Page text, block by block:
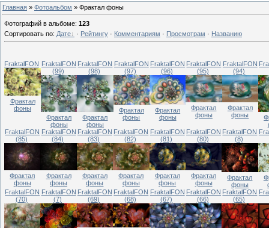
Главная » Фотоальбом » Фрактал фоны
Фотографий в альбоме: 123
Сортировать по: Дате · Рейтингу · Комментариям · Просмотрам · Названию
FraktalFON
Фрактал
фоны
FraktalFON
(99)
Фрактал
фоны
FraktalFON
(98)
Фрактал
фоны
FraktalFON
(97)
Фрактал
фоны
FraktalFON
(96)
Фрактал
фоны
FraktalFON
(95)
Фрактал
фоны
FraktalFON
(94)
Фрактал
фоны
FraktalFON
(85)
Фрактал
фоны
FraktalFON
(84)
Фрактал
фоны
FraktalFON
(83)
Фрактал
фоны
FraktalFON
(82)
Фрактал
фоны
FraktalFON
(81)
Фрактал
фоны
FraktalFON
(80)
Фрактал
фоны
FraktalFON
(8)
Фрактал
фоны
FraktalFON
(70)
FraktalFON
(7)
FraktalFON
(69)
FraktalFON
(68)
FraktalFON
(67)
FraktalFON
(66)
FraktalFON
(65)